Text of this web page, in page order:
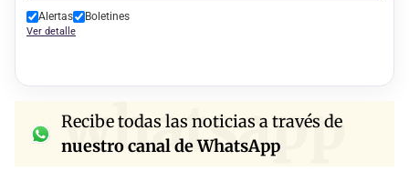
Alertas Boletines
Ver detalle
whatsapp
Recibe todas las noticias a través de
nuestro canal de WhatsApp